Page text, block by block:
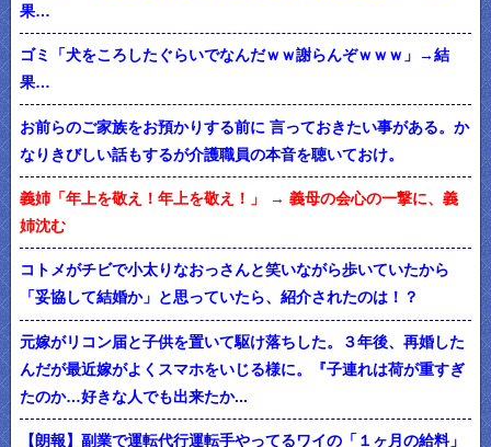
果…
ゴミ「犬をころしたぐらいでなんだｗｗ謝らんぞｗｗｗ」→結
果…
お前らのご家族をお預かりする前に 言っておきたい事がある。か
なりきびしい話もするが介護職員の本音を聴いておけ。
義姉「年上を敬え！年上を敬え！」 → 義母の会心の一撃に、義
姉沈む
コトメがチビで小太りなおっさんと笑いながら歩いていたから
「妥協して結婚か」と思っていたら、紹介されたのは！？
元嫁がリコン届と子供を置いて駆け落ちした。３年後、再婚した
んだが最近嫁がよくスマホをいじる様に。『子連れは荷が重すぎ
たのか…好きな人でも出来たか...
【朗報】副業で運転代行運転手やってるワイの「１ヶ月の給料」